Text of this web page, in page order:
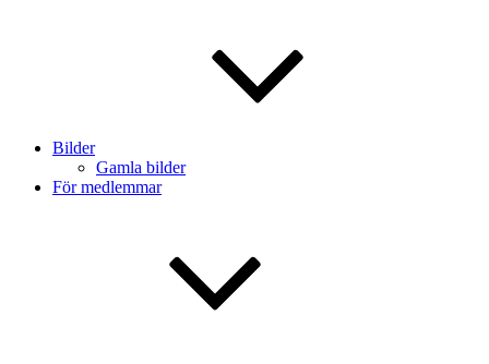
Bilder
Gamla bilder
För medlemmar